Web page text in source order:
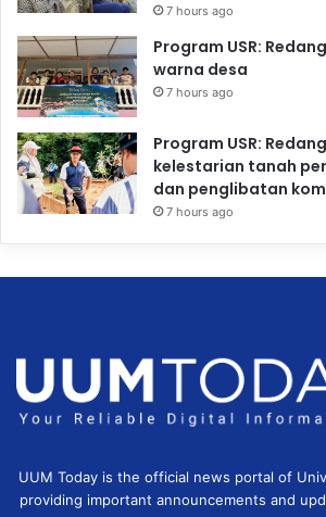
7 hours ago
Program USR:
warna desa
7 hours ago
Program USR:
kelestarian tanah
dan penglibatan
7 hours ago
UUM Today is the official news portal of
providing important announcements and